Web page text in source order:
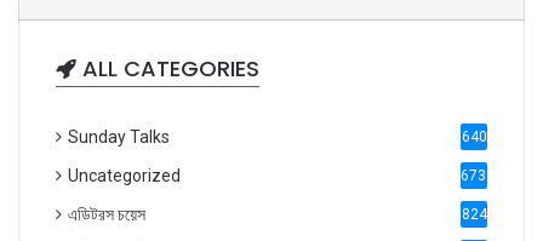
ALL CATEGORIES
Sunday Talks 640
Uncategorized 6738
এডিটরস চয়েস 824